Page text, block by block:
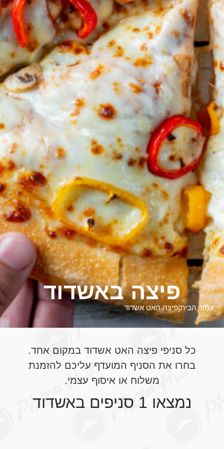
פיצה באשדוד
עמוד הבית|פיצה האט אשדוד
כל סניפי פיצה האט אשדוד במקום אחד.
בחרו את הסניף המועדף עליכם להזמנת
משלוח או איסוף עצמי.
נמצאו 1 סניפים באשדוד